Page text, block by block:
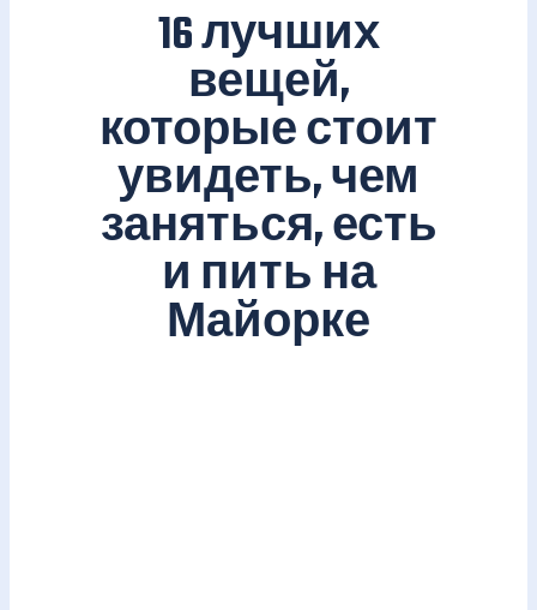
16 лучших
вещей,
которые стоит
увидеть, чем
заняться, есть
и пить на
Майорке